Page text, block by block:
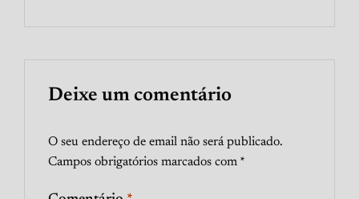
Deixe um comentário
O seu endereço de email não será publicado.
Campos obrigatórios marcados com *